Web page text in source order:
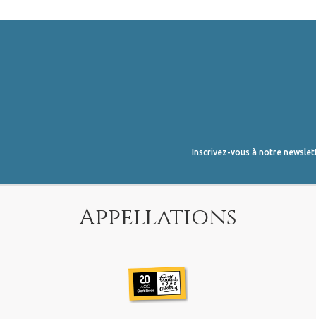
Inscrivez-vous à notre
Appellations